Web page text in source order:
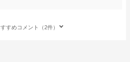
すめコメント（2件）